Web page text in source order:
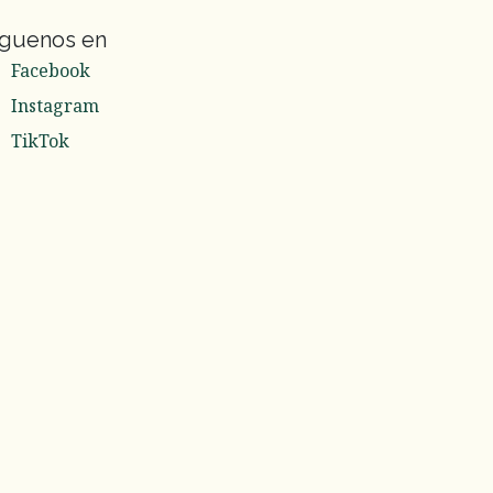
en
Facebook
Instagram
TikTok